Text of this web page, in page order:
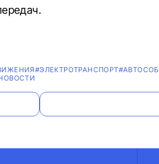
#ЭЛЕКТРОТРАНСПОРТ